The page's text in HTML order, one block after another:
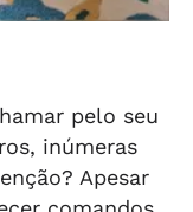
pelo seu
inúmeras
Apesar